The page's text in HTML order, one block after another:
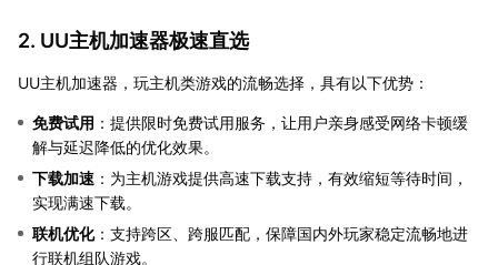
2. UU主机加速器极速直选
UU主机加速器，玩主机类游戏的流畅选择，具有以下优势：
免费试用 ：提供限时免费试用服务，让用户亲身感受网络卡顿缓
解与延迟降低的优化效果。
下载加速 ：为主机游戏提供高速下载支持，有效缩短等待时间，
实现满速下载。
联机优化：支持跨区、跨服匹配，保障国内外玩家稳定流畅地进
行联机组队游戏。